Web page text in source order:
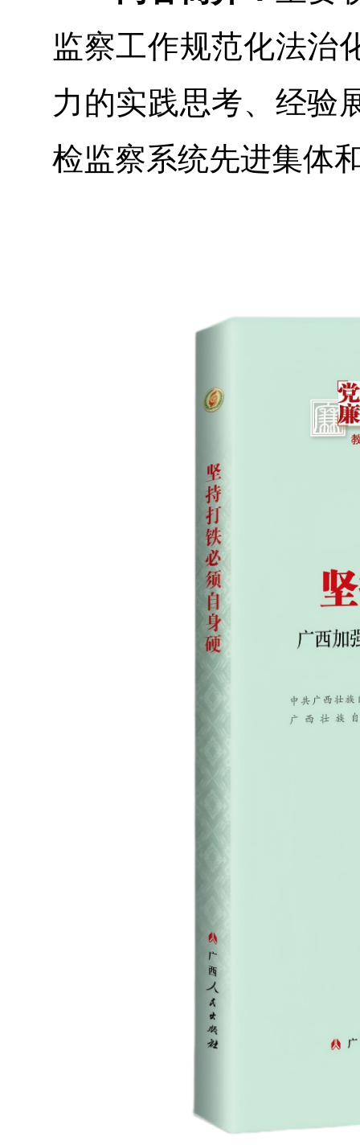
监察工作规范化法治
力的实践思考、经验
检监察系统先进集体